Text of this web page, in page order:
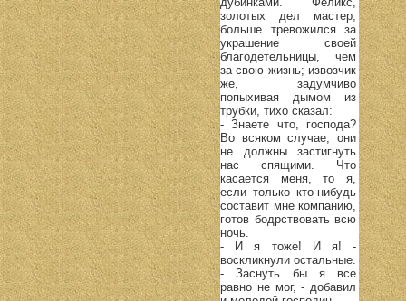
золотых дел мастер,
больше тревожился за
украшение своей
благодетельницы, чем
за свою жизнь; извозчик
же, задумчиво
попыхивая дымом из
трубки, тихо сказал:
- Знаете что, господа?
Во всяком случае, они
не должны застигнуть
нас спящими. Что
касается меня, то я,
если только кто-нибудь
составит мне компанию,
готов бодрствовать всю
ночь.
- И я тоже! И я! -
воскликнули остальные.
- Заснуть бы я все
равно не мог, - добавил